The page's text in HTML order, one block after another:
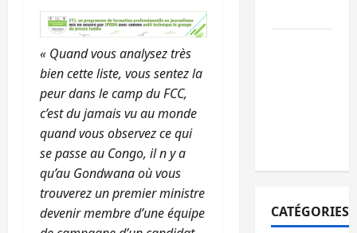
« Quand vous analysez très
bien cette liste, vous sentez la
peur dans le camp du FCC,
c’est du jamais vu au monde
quand vous observez ce qui
se passe au Congo, il n y a
qu’au Gondwana où vous
trouverez un premier ministre
devenir membre d’une équipe
CATÉGORIES